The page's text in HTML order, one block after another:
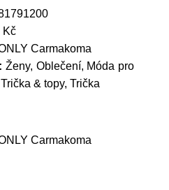
Kč
Carmakoma
Ženy, Oblečení, Móda pro
& topy, Trička
Carmakoma